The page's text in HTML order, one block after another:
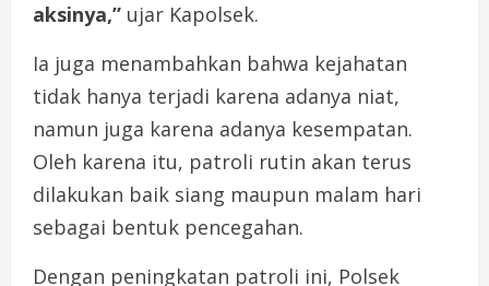
aksinya,” ujar Kapolsek.
Ia juga menambahkan bahwa kejahatan
tidak hanya terjadi karena adanya niat,
namun juga karena adanya kesempatan.
Oleh karena itu, patroli rutin akan terus
dilakukan baik siang maupun malam hari
sebagai bentuk pencegahan.
Dengan peningkatan patroli ini, Polsek